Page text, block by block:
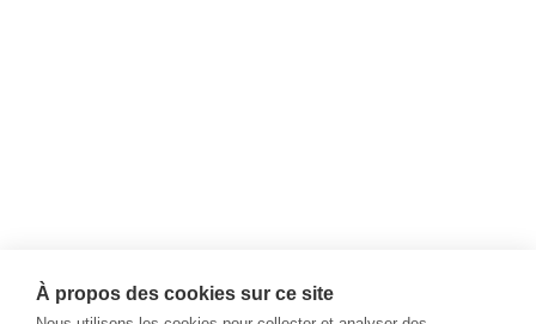
À propos des cookies sur ce site